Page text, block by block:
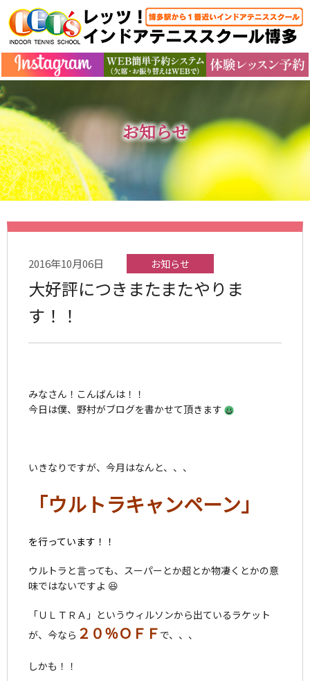
お知らせ
2016年10月06日 お知らせ
大好評につきまたまたやりま
す！！
みなさん！こんばんは！！
今日は僕、野村がブログを書かせて頂きます
いきなりですが、今月はなんと、、、
「ウルトラキャンペーン」
を行っています！！
ウルトラと言っても、スーパーとか超とか物凄くとかの意
味ではないですよ 😆
「ＵＬＴＲＡ」というウィルソンから出ているラケット
が、今なら ２０％ＯＦＦ で、、、
しかも！！